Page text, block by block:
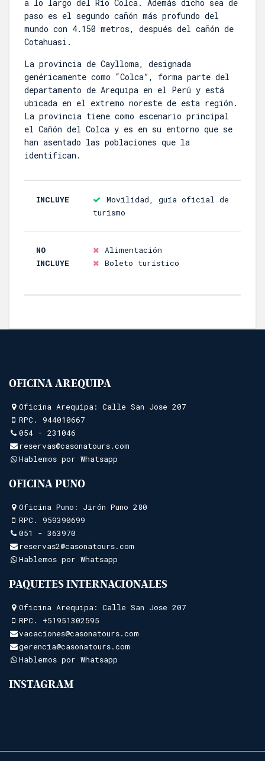
a lo largo del Río Colca. Además dicho sea de
paso es el segundo cañón más profundo del
mundo con 4.150 metros, después del cañón de
Cotahuasi.
La provincia de Caylloma, designada
genéricamente como “Colca”, forma parte del
departamento de Arequipa en el Perú y está
ubicada en el extremo noreste de esta región.
La provincia tiene como escenario principal
el Cañón del Colca y es en su entorno que se
han asentado las poblaciones que la
identifican.
INCLUYE
Movilidad, guía oficial de
turismo
NO
INCLUYE
Alimentación
Boleto turístico
OFICINA AREQUIPA
Oficina Arequipa: Calle San Jose 207
RPC. 944010667
054 - 231046
reservas@casonatours.com
Hablemos por Whatsapp
OFICINA PUNO
Oficina Puno: Jirón Puno 280
RPC. 959390699
051 - 363970
reservas2@casonatours.com
Hablemos por Whatsapp
PAQUETES INTERNACIONALES
Oficina Arequipa: Calle San Jose 207
RPC. +51951302595
vacaciones@casonatours.com
gerencia@casonatours.com
Hablemos por Whatsapp
INSTAGRAM